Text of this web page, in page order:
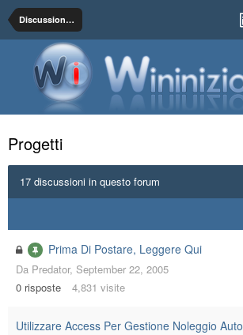
Discussioni generali sulla programmazione, dalla teoria alla pratica
Progetti
17 discussioni in questo forum
Prima Di Postare, Leggere Qui
Da Predator, September 22, 2005
0 risposte 4,831 visite
Utilizzare Access Per Gestione Noleggio Auto